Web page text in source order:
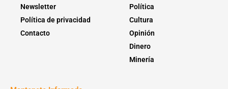
Newsletter
Política de privacidad
Contacto
Política
Cultura
Opinión
Dinero
Minería